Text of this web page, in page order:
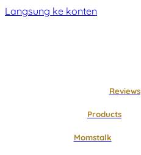
Langsung ke konten
Reviews
Products
Momstalk